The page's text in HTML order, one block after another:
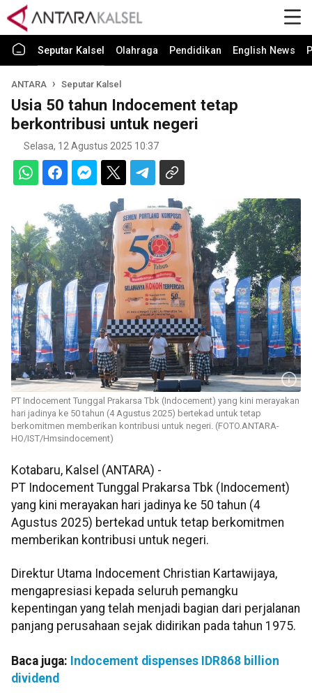
Seputar Kalsel Olahraga Pendidikan English News
ANTARA Seputar Kalsel
Usia 50 tahun Indocement tetap
berkontribusi untuk negeri
Selasa, 12 Agustus 2025 10:37
PT Indocement Tunggal Prakarsa Tbk (Indocement) yang kini merayakan
hari jadinya ke 50 tahun (4 Agustus 2025) bertekad untuk tetap
berkomitmen memberikan kontribusi untuk negeri. (FOTO.ANTARA-
HO/IST/Hmsindocement)
Kotabaru, Kalsel (ANTARA) -
PT Indocement Tunggal Prakarsa Tbk (Indocement)
yang kini merayakan hari jadinya ke 50 tahun (4
Agustus 2025) bertekad untuk tetap berkomitmen
memberikan kontribusi untuk negeri.
Direktur Utama Indocement Christian Kartawijaya,
mengapresiasi kepada seluruh pemangku
kepentingan yang telah menjadi bagian dari perjalanan
panjang perusahaan sejak didirikan pada tahun 1975.
Baca juga: Indocement dispenses IDR868 billion
dividend